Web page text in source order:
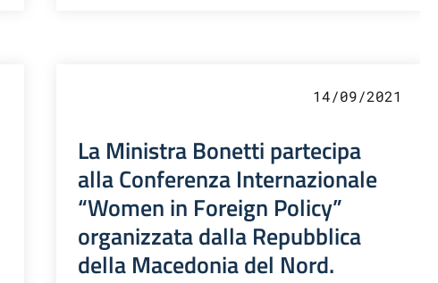
14/09/2021
La Ministra Bonetti partecipa
alla Conferenza Internazionale
“Women in Foreign Policy”
organizzata dalla Repubblica
della Macedonia del Nord.